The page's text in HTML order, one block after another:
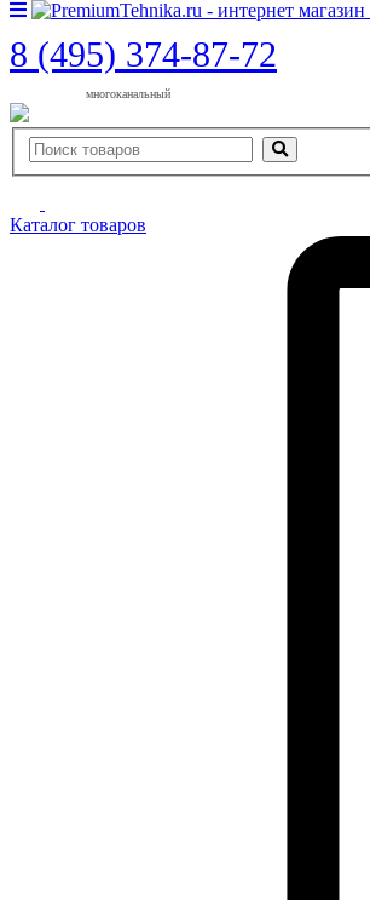
8 (495) 374-87-72
многоканальный
Каталог товаров